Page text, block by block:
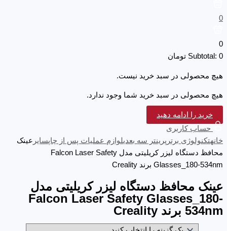
0
0
Subtotal: 0 تومان
هیچ محصولی در سبد خرید نیست.
هیچ محصولی در سبد خرید شما وجود ندارد.
خرید را ادامه دهید
حساب کاربری
خانهتکنولوژی برتر پرینتر سه‌ بعدیلوازم عملیات پس از چاپسایر عینک
محافظ دستگاه لیزر کریلیتی مدل Falcon Laser Safety
Glasses_180-534nm برند Creality
عینک محافظ دستگاه لیزر کریلیتی مدل
Falcon Laser Safety Glasses_180-
534nm برند Creality